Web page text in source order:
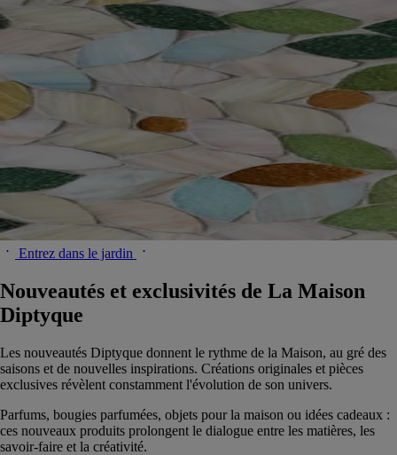
Entrez dans le jardin
Nouveautés et exclusivités de La Maison
Diptyque
Les nouveautés Diptyque donnent le rythme de la Maison, au gré des
saisons et de nouvelles inspirations. Créations originales et pièces
exclusives révèlent constamment l'évolution de son univers.
Parfums, bougies parfumées, objets pour la maison ou idées cadeaux :
ces nouveaux produits prolongent le dialogue entre les matières, les
savoir-faire et la créativité.